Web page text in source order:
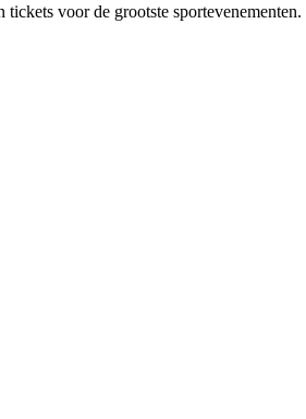
tickets voor de grootste